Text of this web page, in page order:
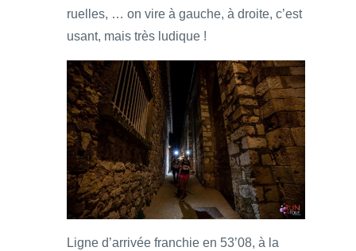
ruelles, … on vire à gauche, à droite, c’est
usant, mais très ludique !
Ligne d’arrivée franchie en 53’08, à la